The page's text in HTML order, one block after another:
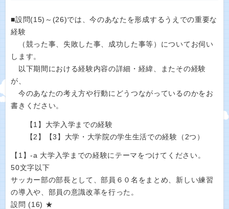
■設問(15)～(26)では、今のあなたを形成するうえでの重要な
経験
（競った事、失敗した事、成功した事等）についてお伺い
します。
以下期間における経験内容の詳細・経緯、またその経験
が、
今のあなたの考え方や行動にどうつながっているのかをお
書きください。
【1】大学入学までの経験
【2】【3】大学・大学院の学生生活での経験（2つ）
【1】-a 大学入学までの経験にテーマをつけてください。
50文字以下
サッカー部の部長として、部員６０名をまとめ、新しい練習
の導入や、部員の意識改革を行った。
設問 (16) ★